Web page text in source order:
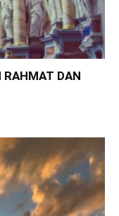
RAHMAT DAN